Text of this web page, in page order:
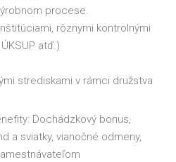
procese.
rôznymi kontrolnými
atď.)
strediskami v rámci družstva
Dochádzkový bonus,
a sviatky, vianočné odmeny,